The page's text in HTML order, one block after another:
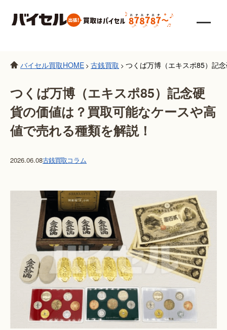
バイセル買取HOME > 古銭買取 > つくば万博（エキスポ85）記
つくば万博（エキスポ85）記念硬
貨の価値は？買取可能なケースや高
値で売れる種類を解説！
2026.06.08古銭買取コラム